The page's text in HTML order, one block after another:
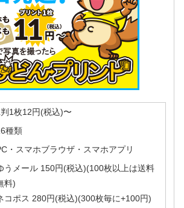
1枚12円(税込)〜
種類
・スマホブラウザ・スマホアプリ
うメール 150円(税込)(100枚以上は送料
料)
コポス 280円(税込)(300枚毎に+100円)